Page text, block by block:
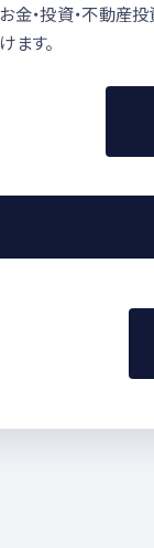
お金・投資・不動産
けます。